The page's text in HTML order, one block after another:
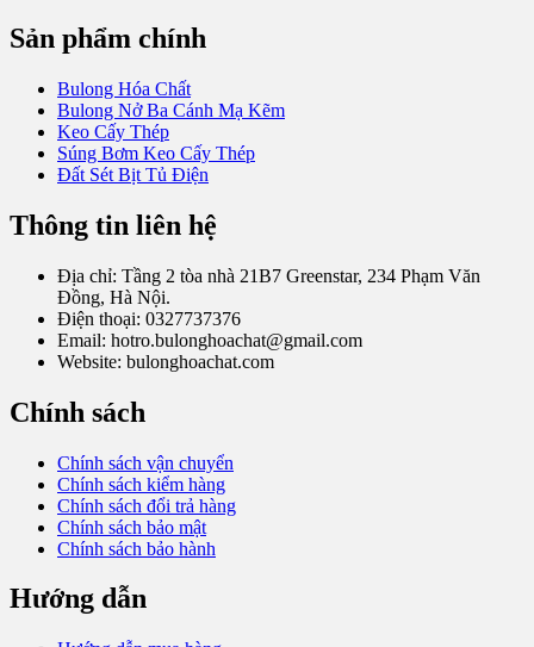
Sản phẩm chính
Bulong Hóa Chất
Bulong Nở Ba Cánh Mạ Kẽm
Keo Cấy Thép
Súng Bơm Keo Cấy Thép
Đất Sét Bịt Tủ Điện
Thông tin liên hệ
Địa chỉ: Tầng 2 tòa nhà 21B7 Greenstar, 234 Phạm Văn
Đồng, Hà Nội.
Điện thoại: 0327737376
Email: hotro.bulonghoachat@gmail.com
Website: bulonghoachat.com
Chính sách
Chính sách vận chuyển
Chính sách kiểm hàng
Chính sách đổi trả hàng
Chính sách bảo mật
Chính sách bảo hành
Hướng dẫn